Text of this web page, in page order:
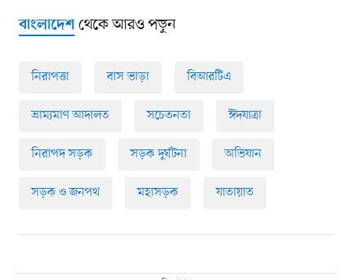
বাংলাদেশথেকে আরও পড়ুন
নিরাপত্তা বাস ভাড়া বিআরটিএ
ভ্রাম্যমাণ আদালত সচেতনতা ঈদযাত্রা
নিরাপদ সড়ক সড়ক দুর্ঘটনা অভিযান
সড়ক ও জনপথ মহাসড়ক যাতায়াত